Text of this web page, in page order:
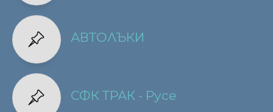
АВТОЛЪКИ
СФК ТРАК - Русе